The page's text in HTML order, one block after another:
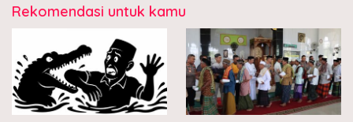
Rekomendasi untuk kamu